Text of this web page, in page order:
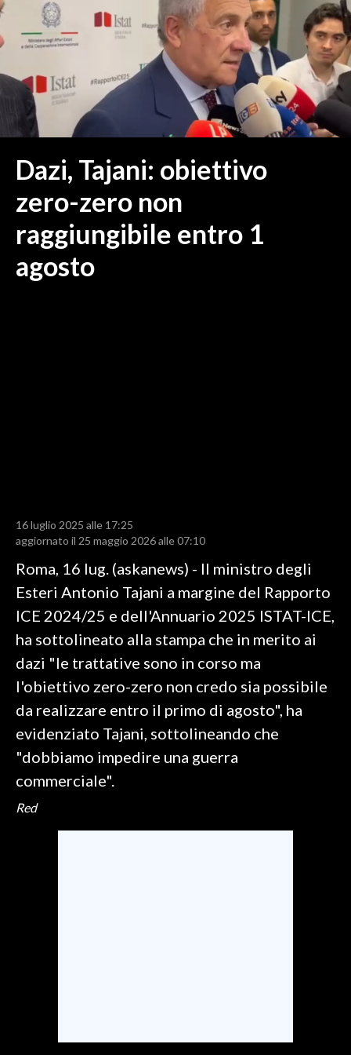
MEDIO CAMPIDANO
ORISTANO E PROVINCIA
GALLURA
NUORO E PROVINCIA
OGLIASTRA
ITALIA
MONDO
POLITICA
CALCIO
CALCIO REGIONALE
BASKET
VOLLEY
MOTORI
TENNIS
ALTRI SPORT
SPETTACOLI
SALUTE
Dazi, Tajani: obiettivo
zero-zero non
raggiungibile entro 1
agosto
16 luglio 2025 alle 17:25
aggiornato il 25 maggio 2026 alle 07:10
Roma, 16 lug. (askanews) - Il ministro degli
Esteri Antonio Tajani a margine del Rapporto
ICE 2024/25 e dell'Annuario 2025 ISTAT-ICE,
ha sottolineato alla stampa che in merito ai
dazi "le trattative sono in corso ma
l'obiettivo zero-zero non credo sia possibile
da realizzare entro il primo di agosto", ha
evidenziato Tajani, sottolineando che
"dobbiamo impedire una guerra
commerciale".
Red